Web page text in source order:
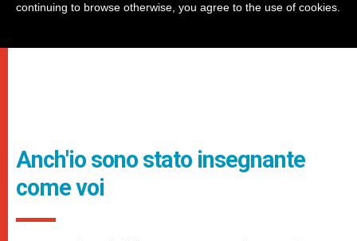
Anch'io sono stato insegnante
come voi
continuing to browse otherwise, you agree to the use of cookies.